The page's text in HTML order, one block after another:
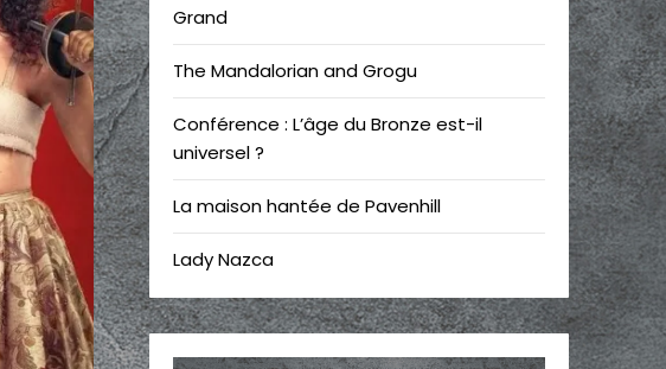
Grand
The Mandalorian and Grogu
Conférence : L’âge du Bronze est-il
universel ?
La maison hantée de Pavenhill
Lady Nazca